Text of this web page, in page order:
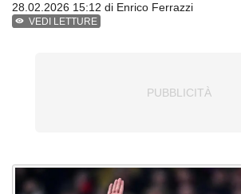
28.02.2026 15:12 di Enrico Ferrazzi
VEDI LETTURE